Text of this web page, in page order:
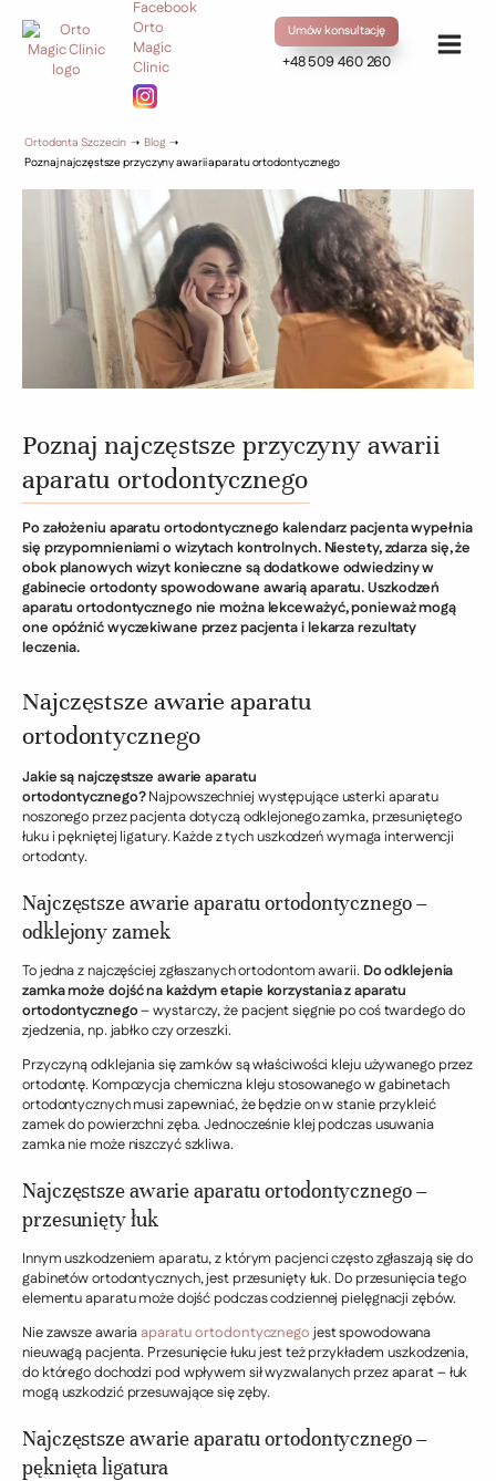
Umów konsultację
+48 509 460 260
Ortodonta Szczecin ➝ Blog ➝
Poznaj najczęstsze przyczyny awarii aparatu ortodontycznego
Poznaj najczęstsze przyczyny awarii
aparatu ortodontycznego
Po założeniu aparatu ortodontycznego kalendarz pacjenta wypełnia
się przypomnieniami o wizytach kontrolnych. Niestety, zdarza się, że
obok planowych wizyt konieczne są dodatkowe odwiedziny w
gabinecie ortodonty spowodowane awarią aparatu. Uszkodzeń
aparatu ortodontycznego nie można lekceważyć, ponieważ mogą
one opóźnić wyczekiwane przez pacjenta i lekarza rezultaty
leczenia.
Najczęstsze awarie aparatu
ortodontycznego
Jakie są najczęstsze awarie aparatu
ortodontycznego?Najpowszechniej występujące usterki aparatu
noszonego przez pacjenta dotyczą odklejonego zamka, przesuniętego
łuku i pękniętej ligatury. Każde z tych uszkodzeń wymaga interwencji
ortodonty.
Najczęstsze awarie aparatu ortodontycznego –
odklejony zamek
To jedna z najczęściej zgłaszanych ortodontom awarii. Do odklejenia
zamka może dojść na każdym etapie korzystania z aparatu
ortodontycznego– wystarczy, że pacjent sięgnie po coś twardego do
zjedzenia, np. jabłko czy orzeszki.
Przyczyną odklejania się zamków są właściwości kleju używanego przez
ortodontę. Kompozycja chemiczna kleju stosowanego w gabinetach
ortodontycznych musi zapewniać, że będzie on w stanie przykleić
zamek do powierzchni zęba. Jednocześnie klej podczas usuwania
zamka nie może niszczyć szkliwa.
Najczęstsze awarie aparatu ortodontycznego –
przesunięty łuk
Innym uszkodzeniem aparatu, z którym pacjenci często zgłaszają się do
gabinetów ortodontycznych, jest przesunięty łuk. Do przesunięcia tego
elementu aparatu może dojść podczas codziennej pielęgnacji zębów.
Nie zawsze awariaaparatu ortodontycznego jest spowodowana
nieuwagą pacjenta. Przesunięcie łuku jest też przykładem uszkodzenia,
do którego dochodzi pod wpływem sił wyzwalanych przez aparat – łuk
mogą uszkodzić przesuwające się zęby.
Najczęstsze awarie aparatu ortodontycznego –
pęknięta ligatura